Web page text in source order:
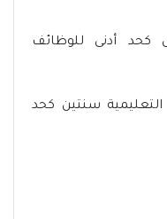
كحد أدنى للوظائف
سنتين كحد